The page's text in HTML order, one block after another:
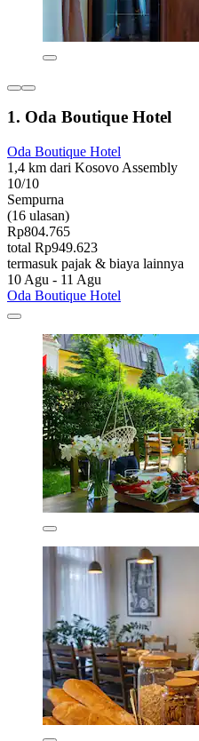
1. Oda Boutique Hotel
Oda Boutique Hotel
1,4 km dari Kosovo Assembly
10/10
Sempurna
(16 ulasan)
Rp804.765
total Rp949.623
termasuk pajak & biaya lainnya
10 Agu - 11 Agu
Oda Boutique Hotel